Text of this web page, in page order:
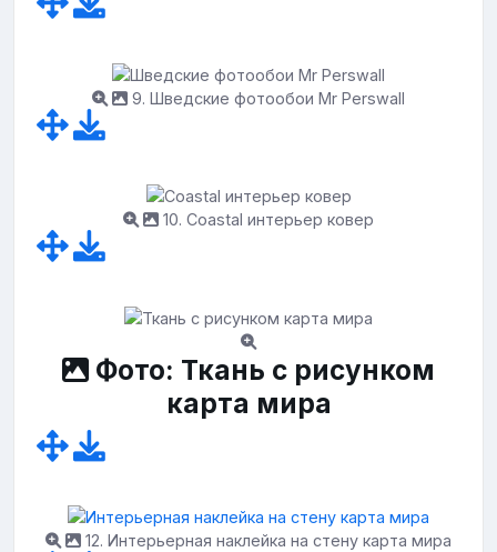
9. Шведские фотообои Mr Perswall
10. Coastal интерьер ковер
Фото: Ткань с рисунком
карта мира
12. Интерьерная наклейка на стену карта мира